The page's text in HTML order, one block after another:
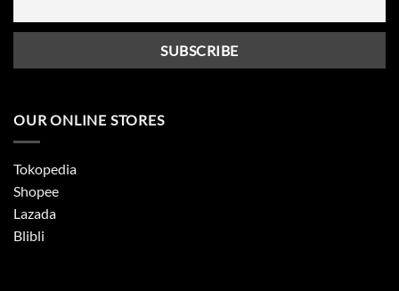
OUR ONLINE STORES
Tokopedia
Shopee
Lazada
Blibli